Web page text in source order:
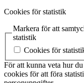
Cookies för statistik
Markera för att
statistik
Cookies för
För att kunna veta hur
cookies för att föra